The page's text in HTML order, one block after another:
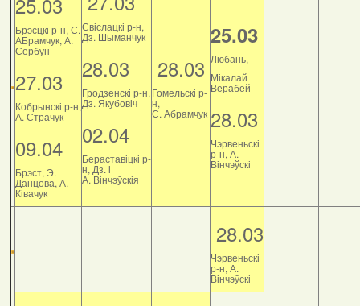
Брэсцкі р-н, С.
АБрамчук, А.
Сербун
27.03
Кобрынскі р-н,
А. Страчук
09.04
Брэст, Э.
Данцова, А.
Ківачук
Свіслацкі р-н,
Дз. Шыманчук
28.03
Гродзенскі р-н,
Дз. Якубовіч
02.04
Бераставіцкі р-
н, Дз. і
А. Вінчэўскія
28.03
Гомельскі р-
н,
С. Абрамчук
25.03
Любань,
Мікалай
Верабей
28.03
Чэрвеньскі
р-н, А.
Вінчэўскі
28.03
Чэрвеньскі
р-н, А.
Вінчэўскі